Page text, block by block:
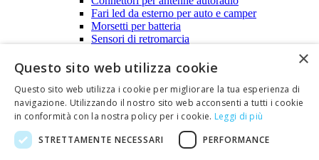
Fari led da esterno per auto e camper
Morsetti per batteria
Sensori di retromarcia
Vivavoce bluetooth
Elimina code
Energie alternative
Cavi elettrici per impianti fotovoltaici
Connettori per impianti fotovoltaici
×
Questo sito web utilizza cookie
Questo sito web utilizza i cookie per migliorare la tua esperienza di
navigazione. Utilizzando il nostro sito web acconsenti a tutti i cookie
in conformità con la nostra policy per i cookie. Leggi di più
STRETTAMENTE NECESSARI
PERFORMANCE